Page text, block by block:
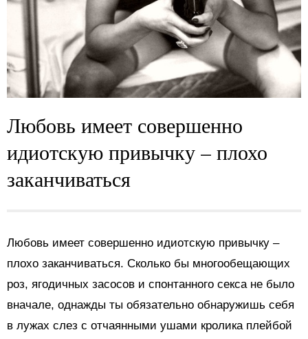
Любовь имеет совершенно
идиотскую привычку – плохо
заканчиваться
Любовь имеет совершенно идиотскую привычку –
плохо заканчиваться. Сколько бы многообещающих
роз, ягодичных засосов и спонтанного секса не было
вначале, однажды ты обязательно обнаружишь себя
в лужах слез с отчаянными ушами кролика плейбой